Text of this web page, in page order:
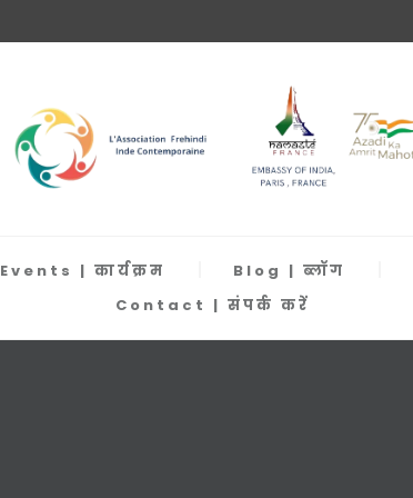
Events | कार्यक्रम Blog | ब्लॉग
Contact | संपर्क करें